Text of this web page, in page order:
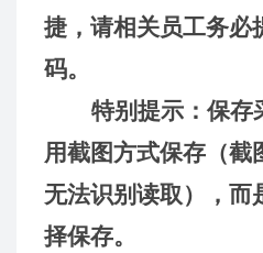
捷，请相关员工务必
码。
特别提示：保存
用截图方式保存（截
无法识别读取），而
择保存。